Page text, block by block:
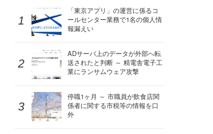
「東京アプリ」の運営に係るコ
ールセンター業務で1名の個人情
報漏えい
ADサーバ上のデータが外部へ転
送されたと判断 ～ 精電舎電子工
業にランサムウェア攻撃
停職1ヶ月 ～ 市職員が飲食店関
係者に関する市税等の情報を口
外